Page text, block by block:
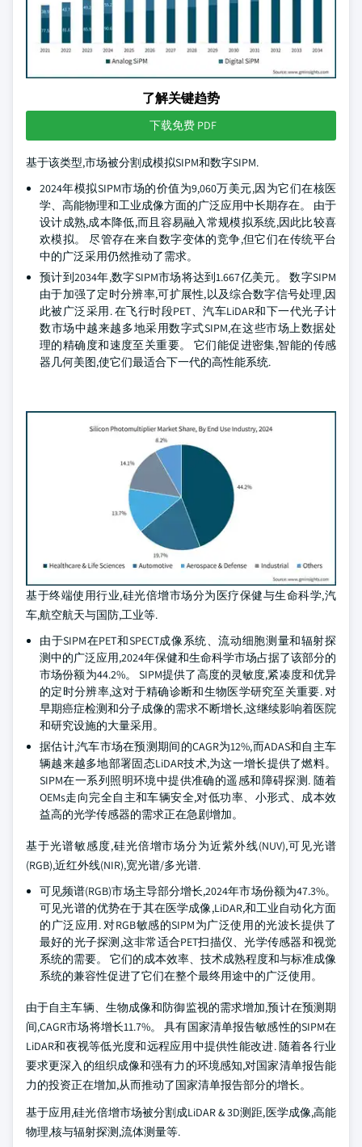
了解关键趋势
下载免费 PDF
基于该类型,市场被分割成模拟SIPM和数字SIPM.
2024年模拟SIPM市场的价值为9,060万美元,因为它们在核医
学、高能物理和工业成像方面的广泛应用中长期存在。 由于
设计成熟,成本降低,而且容易融入常规模拟系统,因此比较喜
欢模拟。 尽管存在来自数字变体的竞争,但它们在传统平台
中的广泛采用仍然推动了需求。
预计到2034年,数字SIPM市场将达到1.667亿美元。 数字SIPM
由于加强了定时分辨率,可扩展性,以及综合数字信号处理,因
此被广泛采用. 在飞行时段PET、汽车LiDAR和下一代光子计
数市场中越来越多地采用数字式SIPM,在这些市场上数据处
理的精确度和速度至关重要。 它们能促进密集,智能的传感
器几何美图,使它们最适合下一代的高性能系统.
基于终端使用行业,硅光倍增市场分为医疗保健与生命科学,汽
车,航空航天与国防,工业等.
由于SIPM在PET和SPECT成像系统、流动细胞测量和辐射探
测中的广泛应用,2024年保健和生命科学市场占据了该部分的
市场份额为44.2%。 SIPM提供了高度的灵敏度,紧凑度和优异
的定时分辨率,这对于精确诊断和生物医学研究至关重要. 对
早期癌症检测和分子成像的需求不断增长,这继续影响着医院
和研究设施的大量采用。
据估计,汽车市场在预测期间的CAGR为12%,而ADAS和自主车
辆越来越多地部署固态LiDAR技术,为这一增长提供了燃料。
SIPM在一系列照明环境中提供准确的遥感和障碍探测. 随着
OEMs走向完全自主和车辆安全,对低功率、小形式、成本效
益高的光学传感器的需求正在急剧增加。
基于光谱敏感度,硅光倍增市场分为近紫外线(NUV),可见光谱
(RGB),近红外线(NIR),宽光谱/多光谱.
可见频谱(RGB)市场主导部分增长,2024年市场份额为47.3%。
可见光谱的优势在于其在医学成像,LiDAR,和工业自动化方面
的广泛应用. 对RGB敏感的SIPM为广泛使用的光波长提供了
最好的光子探测,这非常适合PET扫描仪、光学传感器和视觉
系统的需要。 它们的成本效率、技术成熟程度和与标准成像
系统的兼容性促进了它们在整个最终用途中的广泛使用。
由于自主车辆、生物成像和防御监视的需求增加,预计在预测期
间,CAGR市场将增长11.7%。 具有国家清单报告敏感性的SIPM在
LiDAR和夜视等低光度和远程应用中提供性能改进. 随着各行业
要求更深入的组织成像和强有力的环境感知,对国家清单报告能
力的投资正在增加,从而推动了国家清单报告部分的增长。
基于应用,硅光倍增市场被分割成LiDAR & 3D测距,医学成像,高能
物理,核与辐射探测,流体测量等.